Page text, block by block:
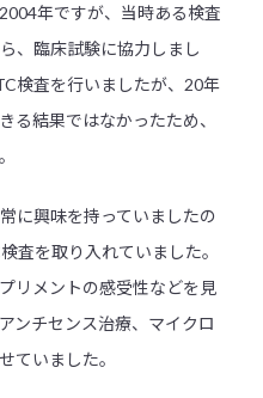
年ですが、当時ある検査
、臨床試験に協力しまし
検査を行いましたが、20年
る結果ではなかったため、
に興味を持っていましたの
査を取り入れていました。
リメントの感受性などを見
ンチセンス治療、マイクロ
ていました。